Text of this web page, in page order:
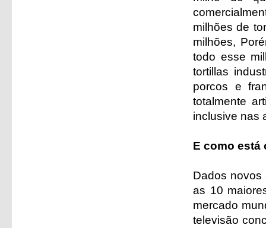
milhões de
milhões,
todo esse
tortillas
porcos e
totalmente
inclusive nas
E como está
Dados novos
as 10
mercado
televisão